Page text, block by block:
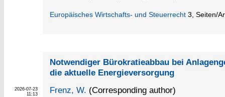
Europäisches Wirtschafts- und Steuerrecht 3, Seiten/
2026-07-23
11:13
Notwendiger Bürokratieabbau bei
die aktuelle Energieversorgung
Frenz, W. (Corresponding author)